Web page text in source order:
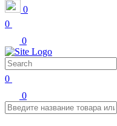
0
0
0
0
0